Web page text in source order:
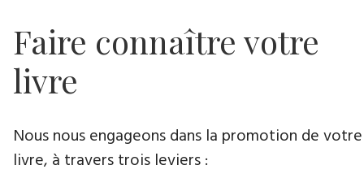
Faire connaître votre
livre
Nous nous engageons dans la promotion de votre
livre​, à travers trois leviers :